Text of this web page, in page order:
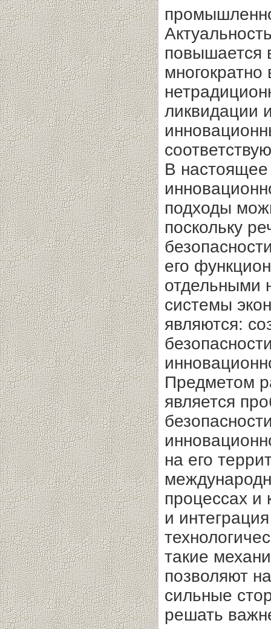
повышается
ликвидации
В настоящее
подходы
поскольку
его
отдельными
системы
являются:
Предметом
является
на его
процессах и
и
такие
позволяют
сильные
решать